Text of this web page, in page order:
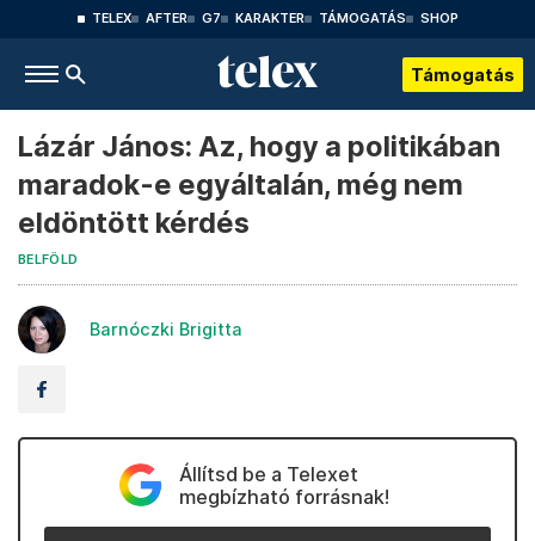
TELEX AFTER G7 KARAKTER TÁMOGATÁS SHOP
Támogatás
Lázár János: Az, hogy a politikában
maradok-e egyáltalán, még nem
eldöntött kérdés
BELFÖLD
Barnóczki Brigitta
Állítsd be a Telexet
megbízható forrásnak!